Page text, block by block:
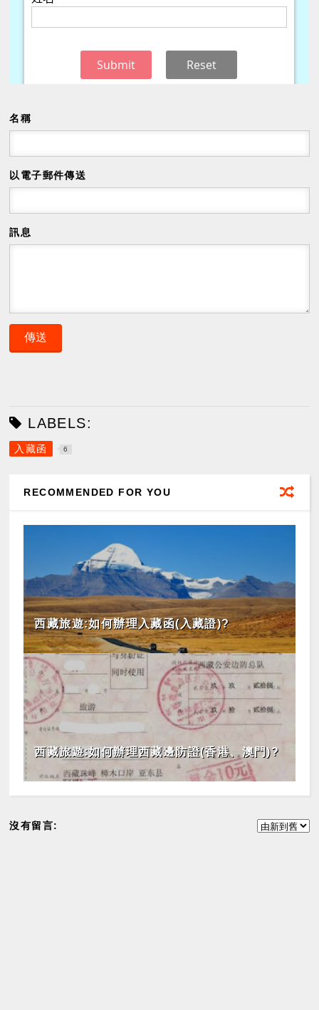
名稱
以電子郵件傳送
訊息
LABELS:
入藏函 6
RECOMMENDED FOR YOU
西藏旅遊:如何辦理入藏函(入藏證)?
西藏旅遊:如何辦理西藏邊防證(香港、澳門)?
沒有留言: